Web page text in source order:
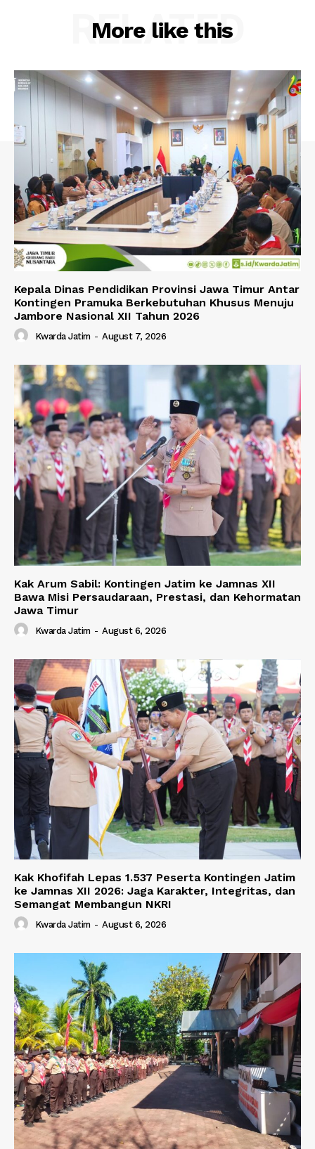
More like this
RELATED
Kepala Dinas Pendidikan Provinsi Jawa Timur Antar
Kontingen Pramuka Berkebutuhan Khusus Menuju
Jambore Nasional XII Tahun 2026
Kwarda Jatim - August 7, 2026
Kak Arum Sabil: Kontingen Jatim ke Jamnas XII
Bawa Misi Persaudaraan, Prestasi, dan Kehormatan
Jawa Timur
Kwarda Jatim - August 6, 2026
Kak Khofifah Lepas 1.537 Peserta Kontingen Jatim
ke Jamnas XII 2026: Jaga Karakter, Integritas, dan
Semangat Membangun NKRI
Kwarda Jatim - August 6, 2026